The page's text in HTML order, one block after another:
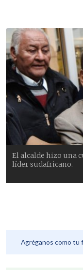
El alcalde hizo una
líder sudafricano.
Agréganos como tu